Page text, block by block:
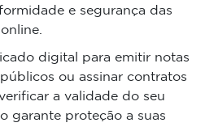
e segurança das
digital para emitir notas
ou assinar contratos
a validade do seu
garante proteção a suas